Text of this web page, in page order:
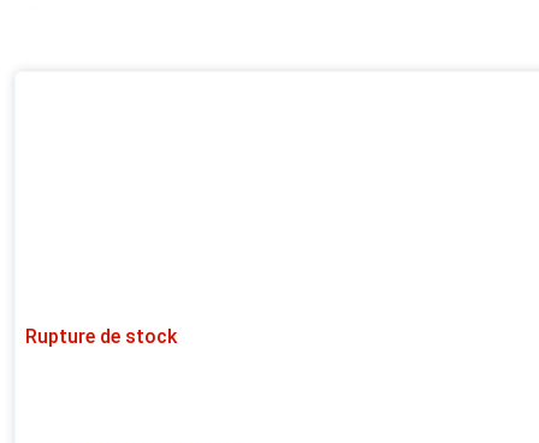
Rupture de stock